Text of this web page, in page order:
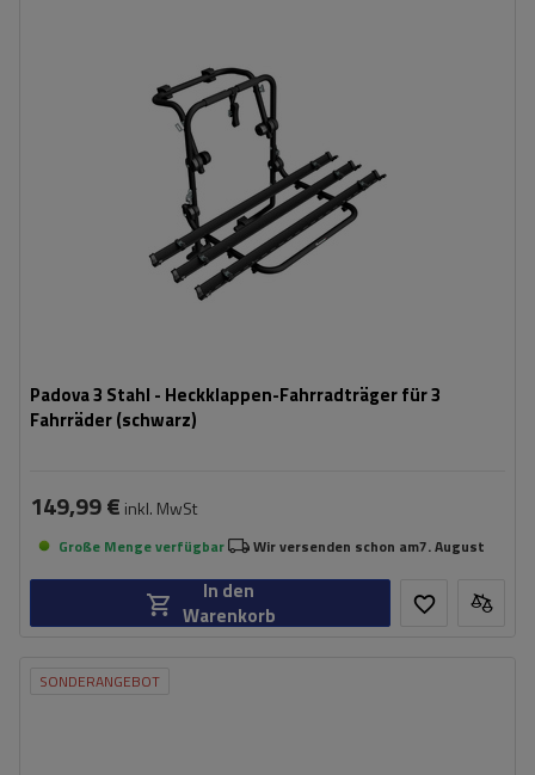
Padova 3 Stahl - Heckklappen-Fahrradträger für 3
Fahrräder (schwarz)
universelles Montagesystem
kompatibel mit allen Karosseriearten
149,99 € inkl. MwSt
Große Menge verfügbar Wir versenden schon am7. August
In den
Warenkorb
SONDERANGEBOT